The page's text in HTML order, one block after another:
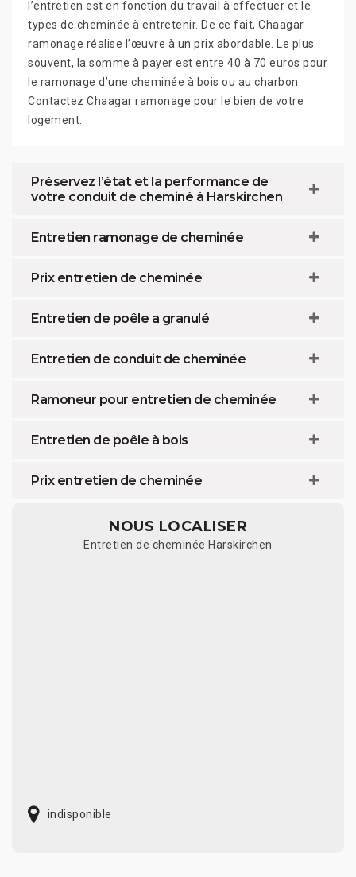
l’entretien est en fonction du travail à effectuer et le
types de cheminée à entretenir. De ce fait, Chaagar
ramonage réalise l’œuvre à un prix abordable. Le plus
souvent, la somme à payer est entre 40 à 70 euros pour
le ramonage d’une cheminée à bois ou au charbon.
Contactez Chaagar ramonage pour le bien de votre
logement.
Préservez l’état et la performance de
votre conduit de cheminé à Harskirchen
Entretien ramonage de cheminée
Prix entretien de cheminée
Entretien de poêle a granulé
Entretien de conduit de cheminée
Ramoneur pour entretien de cheminée
Entretien de poêle à bois
Prix entretien de cheminée
NOUS LOCALISER
Entretien de cheminée Harskirchen
indisponible